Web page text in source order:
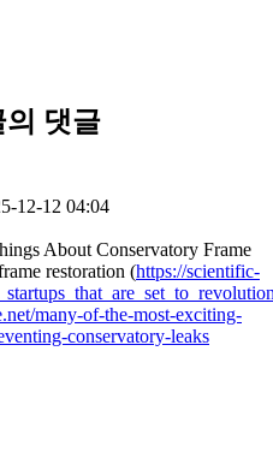
의 댓글
12-12 04:04
About Conservatory Frame
restoration (https://scientific-
many-of-the-most-exciting-
conservatory-leaks